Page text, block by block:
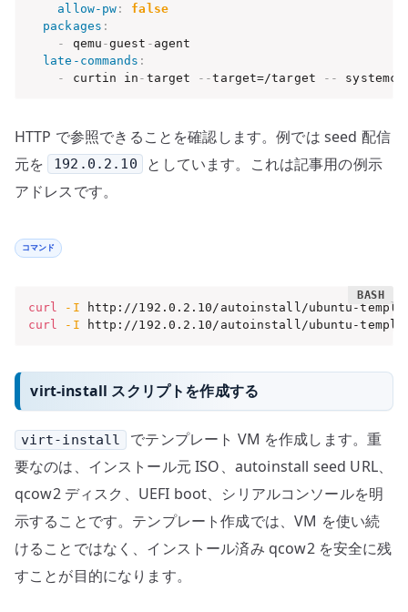
allow-pw :
false
packages :
-
qemu -guest - agent
late-commands :
-
curtin in - target - -target=/target - -
HTTP で参照できることを確認します。例では seed 配信
元を
192.0.2.10
としています。これは記事用の例示
アドレスです。
コマンド
curl
-I
curl
-I http://192.0.2.10/autoinstall/ubuntu-
virt-install スクリプトを作成する
virt-install
でテンプレート VM を作成します。重
要なのは、インストール元 ISO、autoinstall seed URL、
qcow2 ディスク、UEFI boot、シリアルコンソールを明
示することです。テンプレート作成では、VM を使い続
けることではなく、インストール済み qcow2 を安全に残
すことが目的になります。